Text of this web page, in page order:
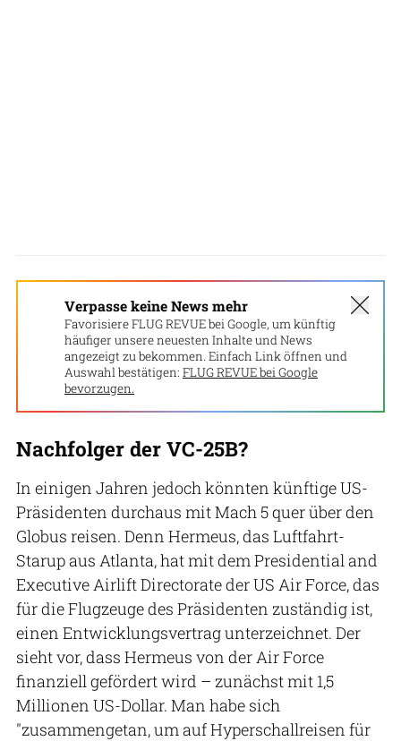
Verpasse keine News mehr
Favorisiere FLUG REVUE bei Google, um künftig
häufiger unsere neuesten Inhalte und News
angezeigt zu bekommen. Einfach Link öffnen und
Auswahl bestätigen: FLUG REVUE bei Google
bevorzugen.
Nachfolger der VC-25B?
In einigen Jahren jedoch könnten künftige US-
Präsidenten durchaus mit Mach 5 quer über den
Globus reisen. Denn Hermeus, das Luftfahrt-
Starup aus Atlanta, hat mit dem Presidential and
Executive Airlift Directorate der US Air Force, das
für die Flugzeuge des Präsidenten zuständig ist,
einen Entwicklungsvertrag unterzeichnet. Der
sieht vor, dass Hermeus von der Air Force
finanziell gefördert wird – zunächst mit 1,5
Millionen US-Dollar. Man habe sich
"zusammengetan, um auf Hyperschallreisen für